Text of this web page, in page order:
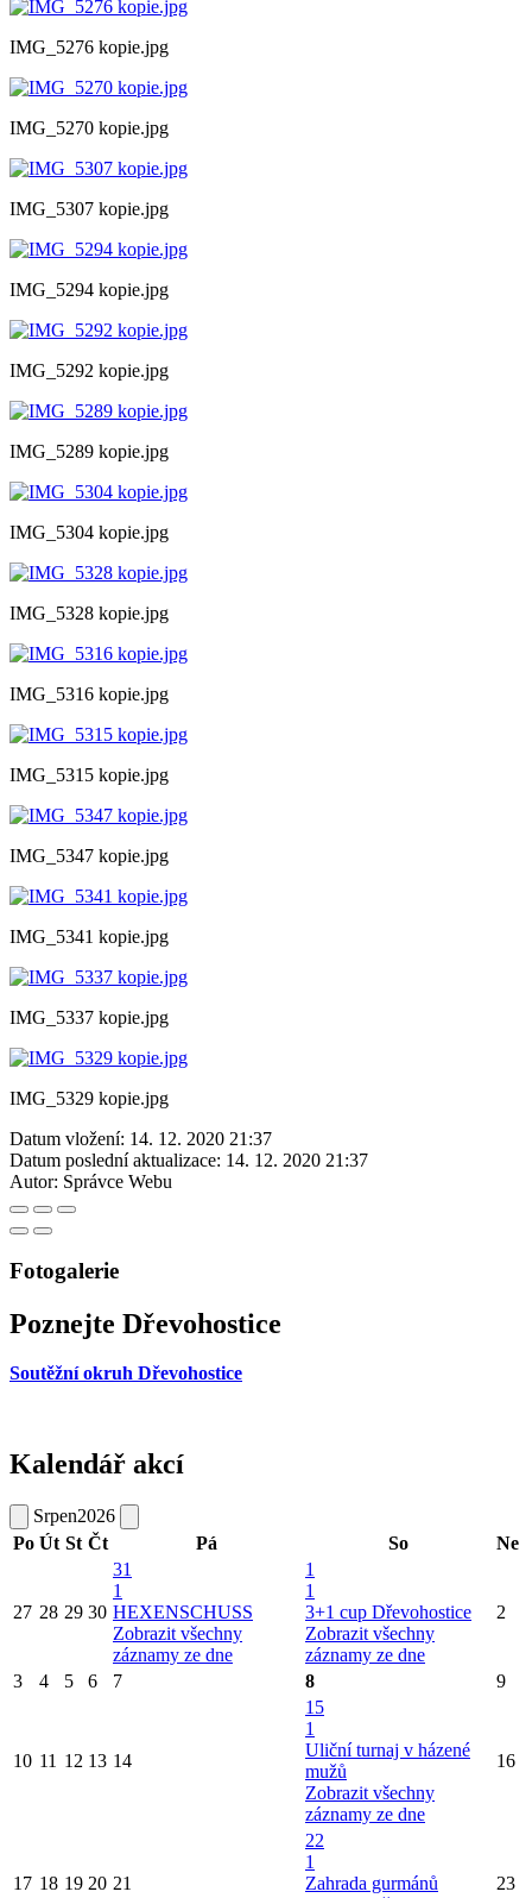
IMG_5276 kopie.jpg
IMG_5270 kopie.jpg
IMG_5307 kopie.jpg
IMG_5294 kopie.jpg
IMG_5292 kopie.jpg
IMG_5289 kopie.jpg
IMG_5304 kopie.jpg
IMG_5328 kopie.jpg
IMG_5316 kopie.jpg
IMG_5315 kopie.jpg
IMG_5347 kopie.jpg
IMG_5341 kopie.jpg
IMG_5337 kopie.jpg
IMG_5329 kopie.jpg
Datum vložení: 14. 12. 2020 21:37
Datum poslední aktualizace: 14. 12. 2020 21:37
Autor: Správce Webu
Fotogalerie
Poznejte Dřevohostice
Soutěžní okruh Dřevohostice
Kalendář akcí
Srpen2026
Po Út St Čt Pá So Ne
27 28 29 30
31
1
HEXENSCHUSS
Zobrazit všechny
záznamy ze dne
1
1
3+1 cup Dřevohostice
Zobrazit všechny
záznamy ze dne
2
3 4 5 6 7 8 9
10 11 12 13 14
15
1
Uliční turnaj v házené
mužů
Zobrazit všechny
záznamy ze dne
16
17 18 19 20 21
22
1
Zahrada gurmánů
23